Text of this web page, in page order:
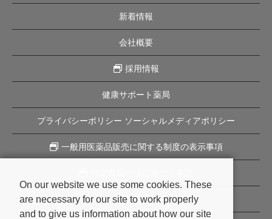
新着情報
会社概要
採用情報
健康サポート薬局
プライバシーポリシー ソーシャルメディアポリシー
一般用医薬品販売に関する制度の表示事項
企業理念
On our website we use some cookies. These
are necessary for our site to work properly
and to give us information about how our site